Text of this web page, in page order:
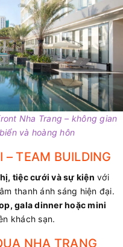
Nha Trang – không gian
và hoàng hôn
– TEAM BUILDING
tiệc cưới và sự kiện với
thanh ánh sáng hiện đại.
gala dinner hoặc mini
khách sạn.
NHA TRANG